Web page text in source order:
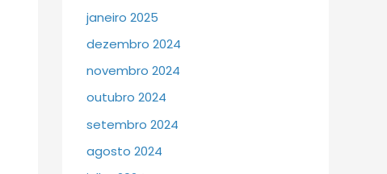
janeiro 2025
dezembro 2024
novembro 2024
outubro 2024
setembro 2024
agosto 2024